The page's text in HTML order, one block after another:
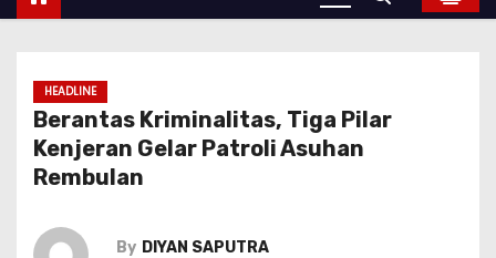
HEADLINE
Berantas Kriminalitas, Tiga Pilar
Kenjeran Gelar Patroli Asuhan
Rembulan
By DIYAN SAPUTRA